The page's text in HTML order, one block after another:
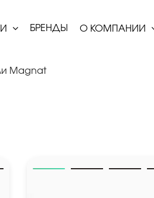
БРЕНДЫ О КОМПАНИИ
Magnat